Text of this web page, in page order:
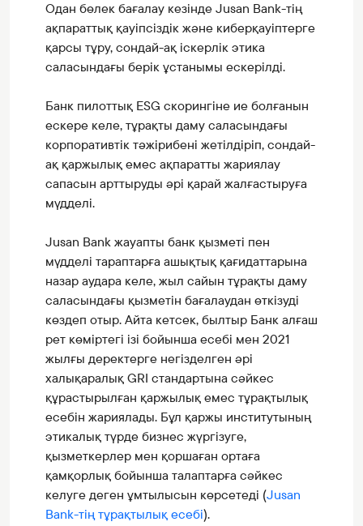
Одан бөлек бағалау кезінде Jusan Bank-тің
ақпараттық қауіпсіздік және киберқауіптерге
қарсы тұру, сондай-ақ іскерлік этика
саласындағы берік ұстанымы ескерілді.
Банк пилоттық ESG скорингіне ие болғанын
ескере келе, тұрақты даму саласындағы
корпоративтік тәжірибені жетілдіріп, сондай-
ақ қаржылық емес ақпаратты жариялау
сапасын арттыруды әрі қарай жалғастыруға
мүдделі.
Jusan Bank жауапты банк қызметі пен
мүдделі тараптарға ашықтық қағидаттарына
назар аудара келе, жыл сайын тұрақты даму
саласындағы қызметін бағалаудан өткізуді
көздеп отыр. Айта кетсек, былтыр Банк алғаш
рет көміртегі ізі бойынша есебі мен 2021
жылғы деректерге негізделген әрі
халықаралық GRI стандартына сәйкес
құрастырылған қаржылық емес тұрақтылық
есебін жариялады. Бұл қаржы институтының
этикалық түрде бизнес жүргізуге,
қызметкерлер мен қоршаған ортаға
қамқорлық бойынша талаптарға сәйкес
келуге деген ұмтылысын көрсетеді (Jusan
Bank-тің тұрақтылық есебі).